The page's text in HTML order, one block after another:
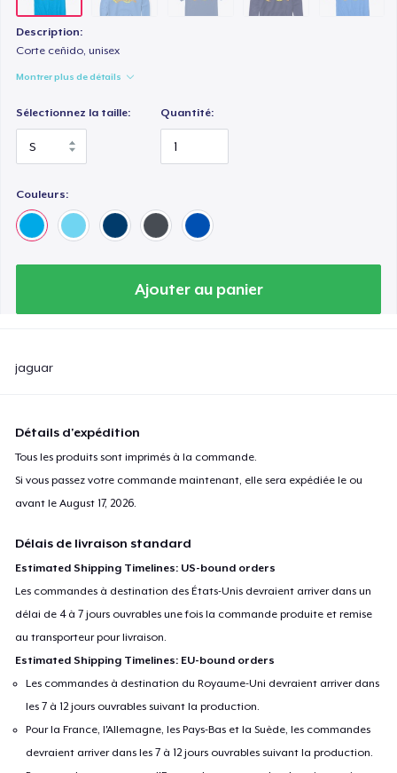
Description:
Corte ceñido, unisex
Montrer plus de détails
Sélectionnez la taille: Quantité:
Couleurs:
Ajouter au panier
jaguar
Détails d'expédition
Tous les produits sont imprimés à la commande.
Si vous passez votre commande maintenant, elle sera expédiée le ou
avant leAugust 17, 2026.
Délais de livraison standard
Estimated Shipping Timelines: US-bound orders
Les commandes à destination des États-Unis devraient arriver dans un
délai de 4 à 7 jours ouvrables une fois la commande produite et remise
au transporteur pour livraison.
Estimated Shipping Timelines: EU-bound orders
Les commandes à destination du Royaume-Uni devraient arriver dans
les 7 à 12 jours ouvrables suivant la production.
Pour la France, l'Allemagne, les Pays-Bas et la Suède, les commandes
devraient arriver dans les 7 à 12 jours ouvrables suivant la production.